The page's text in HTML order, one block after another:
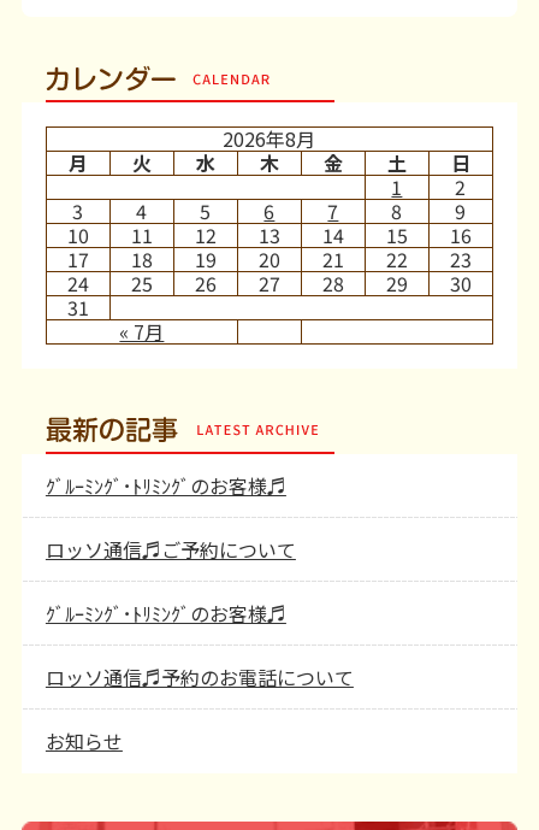
カレンダー
2026年8月
月
火 水 木 金 土 日
« 7月
1
2
3
4 5 6 7 8
9
10
11 12 13 14 15
16
17
18 19 20 21 22
23
24
25 26 27 28 29
30
31
最新の記事
ｸﾞﾙｰﾐﾝｸﾞ･ﾄﾘﾐﾝｸﾞのお客様♬
ロッソ通信♬ご予約について
ｸﾞﾙｰﾐﾝｸﾞ･ﾄﾘﾐﾝｸﾞのお客様♬
ロッソ通信♬予約のお電話について
お知らせ